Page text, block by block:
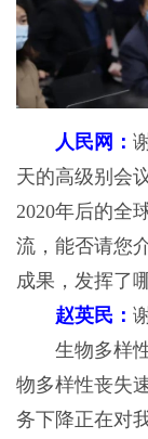
人民网：
天的高级别会
2020年后的全
流，能否请您
成果，发挥了
赵英民：
生物多样性
物多样性丧失
务下降正在对